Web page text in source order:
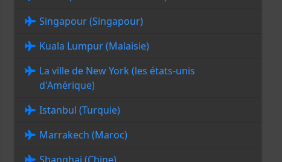
Singapour (Singapour)
Kuala Lumpur (Malaisie)
La ville de New York (les états-unis
d'Amérique)
Istanbul (Turquie)
Marrakech (Maroc)